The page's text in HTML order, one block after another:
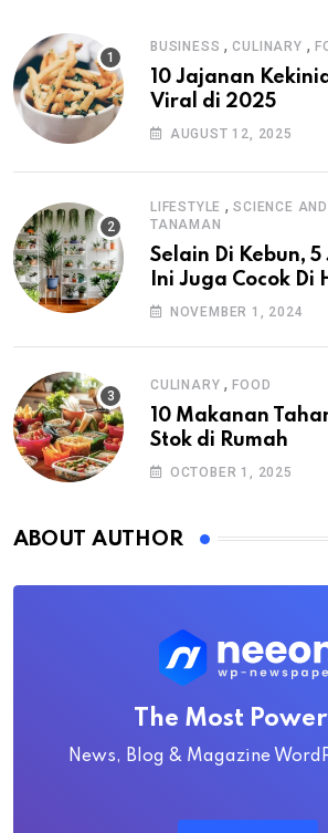
BUSINESS ,CULINARY ,
10 Jajanan
Viral di 2025
AUGUST 12, 2025
LIFESTYLE ,SCIENCE
TANAMAN
Selain Di Kebun,
Ini Juga Cocok Di
Rumah
NOVEMBER 1, 2024
CULINARY ,FOOD
10 Makanan
Stok di Rumah
OCTOBER 1, 2025
ABOUT AUTHOR
The Most
News, Blog & Magazine